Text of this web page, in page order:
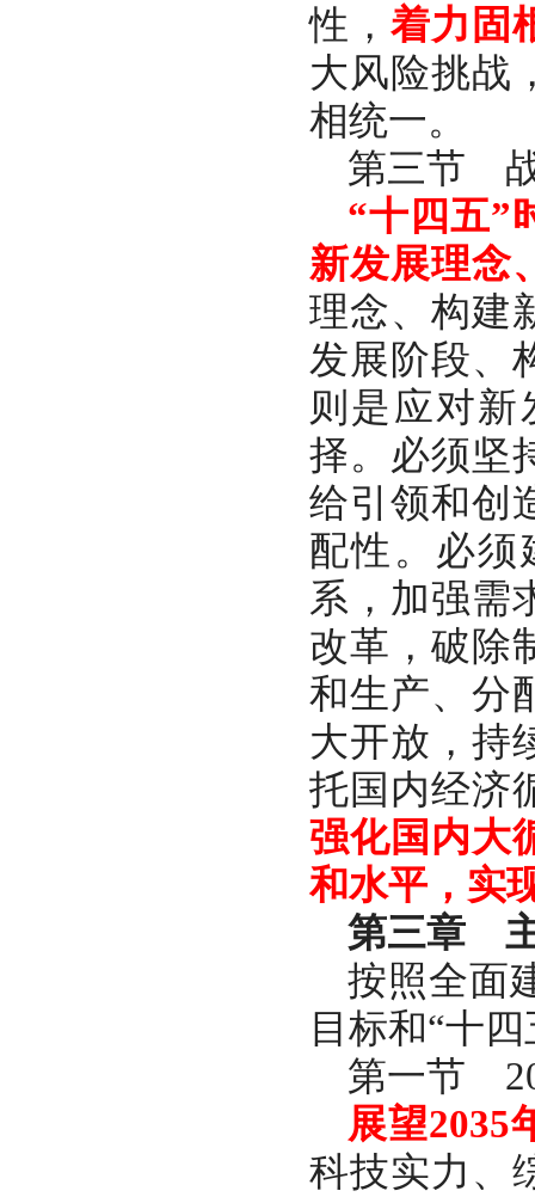
性， 着力固
大风险挑战
相统一。
第三节
“十四五”
新发展理念
理念、构建
发展阶段、
则是应对
择。必须坚
给引领和创
配性。必须
系，加强需
改革，破除
和生产、分
大开放，持
托国内经济
强化国内大
和水平，实
第三章
按照全面
目标和“十
第一节
展望2035
科技实力、